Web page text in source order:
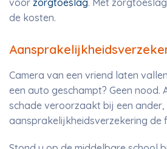
voor zorgtoeslag. Met
de kosten.
Camera van een vriend laten
een auto geschampt? Geen nood.
schade veroorzaakt bij een
aansprakelijkheidsverzekering de